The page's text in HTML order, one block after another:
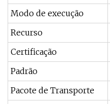
Modo de execução
Recurso
Certificação
Padrão
Pacote de Transporte